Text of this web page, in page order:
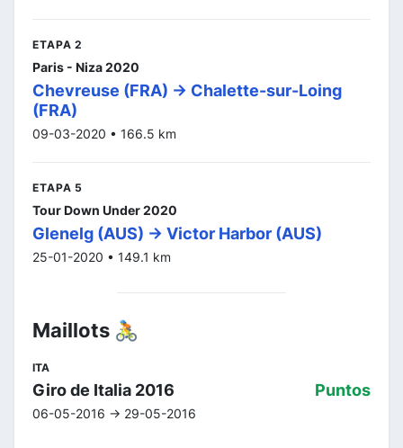
ETAPA 2
Paris - Niza 2020
Chevreuse (FRA) -> Chalette-sur-Loing
(FRA)
09-03-2020 • 166.5 km
ETAPA 5
Tour Down Under 2020
Glenelg (AUS) -> Victor Harbor (AUS)
25-01-2020 • 149.1 km
Maillots 🚴
ITA
Giro de Italia 2016
06-05-2016 -> 29-05-2016
Puntos